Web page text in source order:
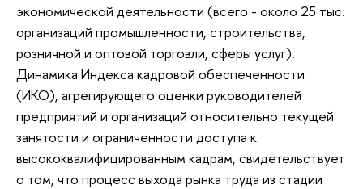
экономической деятельности (всего - около 25 тыс.
организаций промышленности, строительства,
розничной и оптовой торговли, сферы услуг).
Динамика Индекса кадровой обеспеченности
(ИКО), агрегирующего оценки руководителей
предприятий и организаций относительно текущей
занятости и ограниченности доступа к
высококвалифицированным кадрам, свидетельствует
о том, что процесс выхода рынка труда из стадии